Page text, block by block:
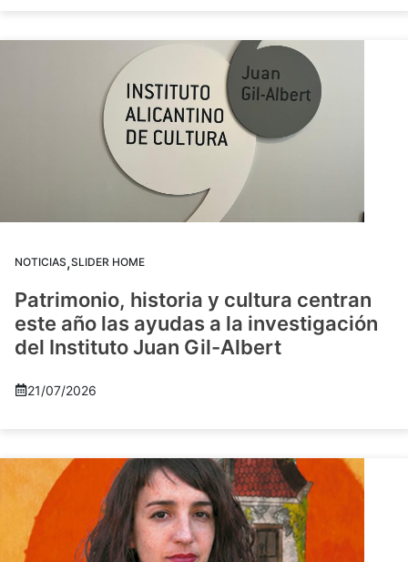
NOTICIAS,SLIDER HOME
Patrimonio, historia y cultura centran
este año las ayudas a la investigación
del Instituto Juan Gil-Albert
21/07/2026